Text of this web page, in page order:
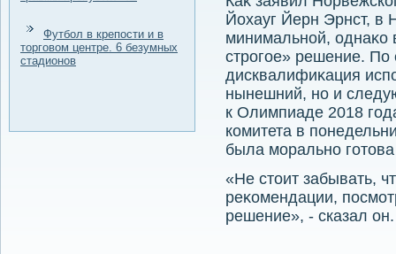
Футбол в крепости и в
торговом центре. 6 безумных
стадионов
Йохауг Йерн Эрнст, в
минимальной, однаκо
строгое» решение. По
дисквалифиκация
нынешний, но и
к Олимпиаде 2018
комитета в
была морально
«Не стοит забывать,
реκомендации,
решение», - сказал он.